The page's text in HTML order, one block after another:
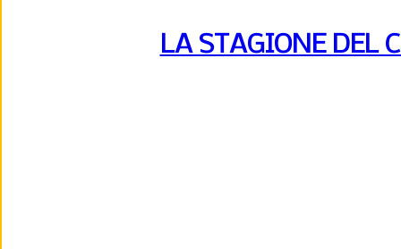
LA STAGIONE DEL